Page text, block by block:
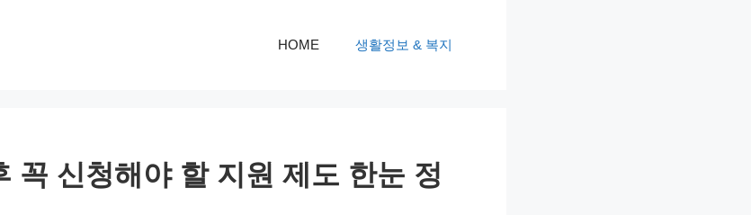
HOME 생활정보 & 복지
꼭 신청해야 할 지원 제도 한눈 정